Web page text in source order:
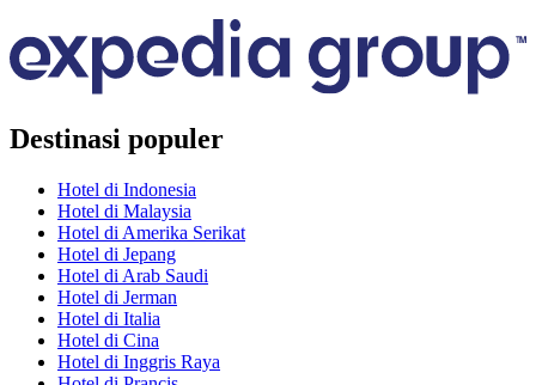
Destinasi populer
Hotel di Indonesia
Hotel di Malaysia
Hotel di Amerika Serikat
Hotel di Jepang
Hotel di Arab Saudi
Hotel di Jerman
Hotel di Italia
Hotel di Cina
Hotel di Inggris Raya